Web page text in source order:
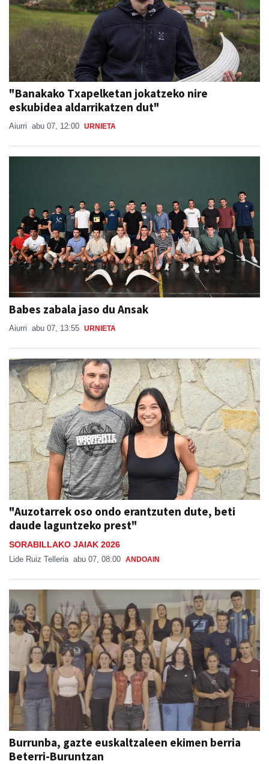
"Banakako Txapelketan jokatzeko nire
eskubidea aldarrikatzen dut"
Aiurri abu 07, 12:00 URNIETA
Babes zabala jaso du Ansak
Aiurri abu 07, 13:55 URNIETA
"Auzotarrek oso ondo erantzuten dute, beti
daude laguntzeko prest"
SORABILLAKO JAIAK 2026
Lide Ruiz Telleria abu 07, 08:00 ANDOAIN
Burrunba, gazte euskaltzaleen ekimen berria
Beterri-Buruntzan